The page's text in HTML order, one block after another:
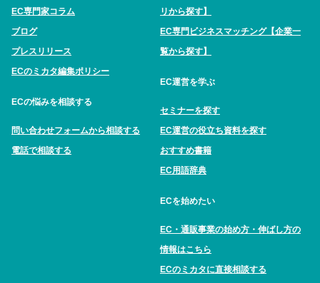
EC専門家コラム
ブログ
プレスリリース
ECのミカタ編集ポリシー
ECの悩みを相談する
問い合わせフォームから相談する
電話で相談する
リから探す】
EC専門ビジネスマッチング【企業一
覧から探す】
EC運営を学ぶ
セミナーを探す
EC運営の役立ち資料を探す
おすすめ書籍
EC用語辞典
ECを始めたい
EC・通販事業の始め方・伸ばし方の
情報はこちら
ECのミカタに直接相談する